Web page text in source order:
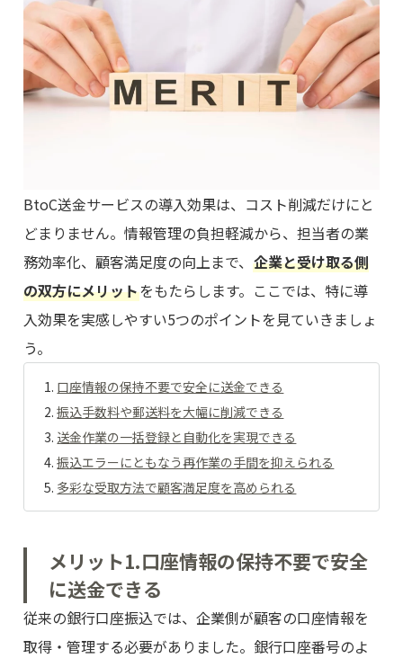
BtoC送金サービスの導入効果は、コスト削減だけにと
どまりません。情報管理の負担軽減から、担当者の業
務効率化、顧客満足度の向上まで、企業と受け取る側
の双方にメリットをもたらします。ここでは、特に導
入効果を実感しやすい5つのポイントを見ていきましょ
う。
口座情報の保持不要で安全に送金できる
振込手数料や郵送料を大幅に削減できる
送金作業の一括登録と自動化を実現できる
振込エラーにともなう再作業の手間を抑えられる
多彩な受取方法で顧客満足度を高められる
メリット1.口座情報の保持不要で安全
に送金できる
従来の銀行口座振込では、企業側が顧客の口座情報を
取得・管理する必要がありました。銀行口座番号のよ